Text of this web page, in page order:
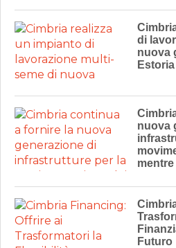
di
nuova
Estoria
nuova
Futuro